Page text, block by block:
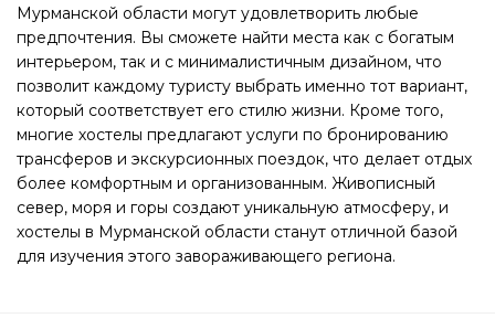
Мурманской области могут удовлетворить любые
предпочтения. Вы сможете найти места как с богатым
интерьером, так и с минималистичным дизайном, что
позволит каждому туристу выбрать именно тот вариант,
который соответствует его стилю жизни. Кроме того,
многие хостелы предлагают услуги по бронированию
трансферов и экскурсионных поездок, что делает отдых
более комфортным и организованным. Живописный
север, моря и горы создают уникальную атмосферу, и
хостелы в Мурманской области станут отличной базой
для изучения этого завораживающего региона.